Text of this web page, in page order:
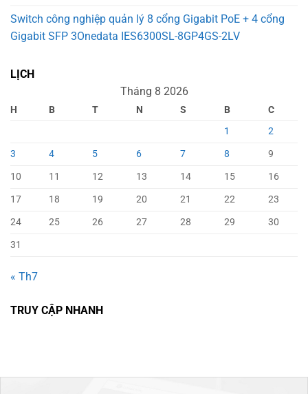
Switch công nghiệp quản lý 8 cổng Gigabit PoE + 4 cổng
Gigabit SFP 3Onedata IES6300SL-8GP4GS-2LV
LỊCH
Tháng 8 2026
H B T N S B
C
1
2
3
4 5 6 7 8
9
10
11 12 13 14 15
16
17
18 19 20 21 22
23
24
25 26 27 28 29
30
31
« Th7
TRUY CẬP NHANH